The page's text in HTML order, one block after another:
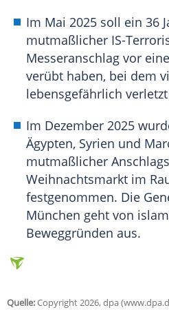
Im Mai 2025 soll ein 36
mutmaßlicher IS-
Messeranschlag vor
verübt haben, bei dem
lebensgefährlich
Im Dezember 2025
Ägypten, Syrien und
mutmaßlicher
Weihnachtsmarkt im
festgenommen. Die
München geht von
Beweggründen aus.
Quelle:Copyright 2026, dpa